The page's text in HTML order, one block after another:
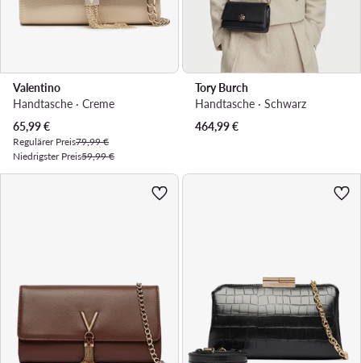
Valentino
Handtasche · Creme
Aktueller Preis
65,99€
Regulärer Preis79,99 €
Niedrigster Preis59,99 €
Tory Burch
Handtasche · Schwarz
464,99€